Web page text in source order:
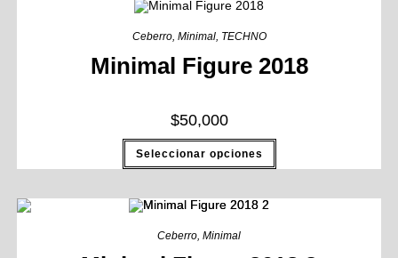
Ceberro, Minimal, TECHNO
Minimal Figure 2018
$50,000
Seleccionar opciones
Ceberro, Minimal